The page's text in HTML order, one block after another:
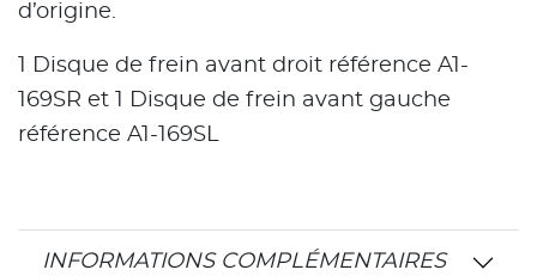
d’origine.
1 Disque de frein avant droit référence A1-
169SR et 1 Disque de frein avant gauche
référence A1-169SL
INFORMATIONS COMPLÉMENTAIRES